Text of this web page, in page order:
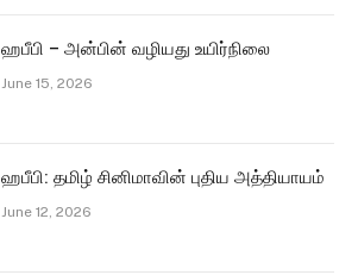
ஹபீபி – அன்பின் வழியது உயிர்நிலை
June 15, 2026
ஹபீபி: தமிழ் சினிமாவின் புதிய அத்தியாயம்
June 12, 2026